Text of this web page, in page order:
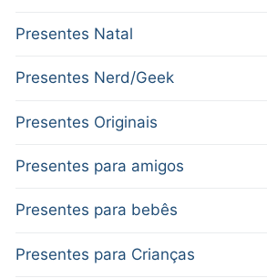
Presentes Natal
Presentes Nerd/Geek
Presentes Originais
Presentes para amigos
Presentes para bebês
Presentes para Crianças